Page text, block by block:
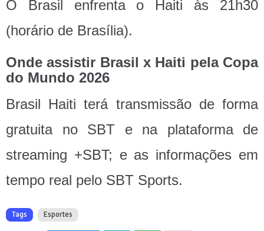
O Brasil enfrenta o Haiti às 21h30
(horário de Brasília).
Onde assistir Brasil x Haiti pela Copa
do Mundo 2026
Brasil Haiti terá transmissão de forma
gratuita no SBT e na plataforma de
streaming +SBT; e as informações em
tempo real pelo SBT Sports.
Tags Esportes